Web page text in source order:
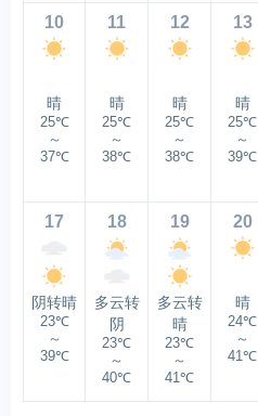
10
晴
25℃
～
37℃
11
晴
25℃
～
38℃
12
晴
25℃
～
38℃
13
晴
25℃
～
39℃
17
阴转晴
23℃
～
39℃
18
多云转
阴
23℃
～
40℃
19
多云转
晴
23℃
～
41℃
20
晴
24℃
～
41℃